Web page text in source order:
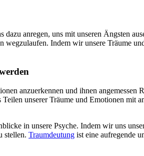
anregen, uns mit unseren Ängsten
Indem wir unsere Träume
anzuerkennen und ihnen
unserer Träume und Emotionen mit
in unsere Psyche. Indem wir uns
stellen. Traumdeutung ist eine aufregende